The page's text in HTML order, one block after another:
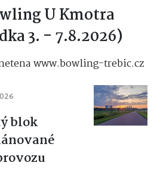
U Kmotra
3. - 7.8.2026)
www.bowling-trebic.cz
blok